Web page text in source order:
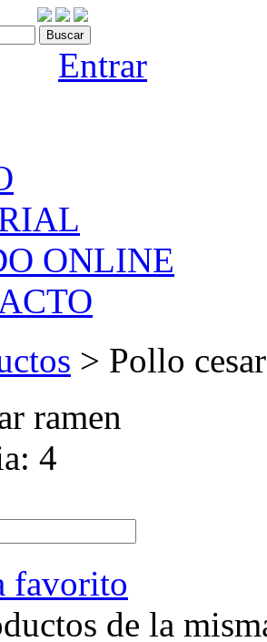
Entrar
ONLINE
> Pollo
ramen
4
favorito
de la